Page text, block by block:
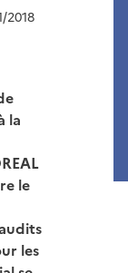
2018
la
le
les